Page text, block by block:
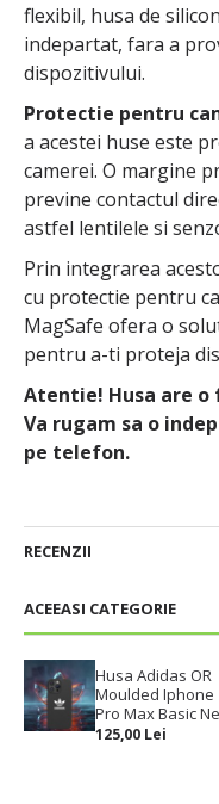
ACEEASI CATEGORIE
Husa Adidas OR
Moulded Iphone
Pro Max Basic
125,00 Lei
flexibil, husa de
indepartat, fara a
dispozitivului.
Protectie pentru
a acestei huse este
camerei. O margine
previne contactul
astfel lentilele si
Prin integrarea
cu protectie pentru
MagSafe ofera o
pentru a-ti proteja
Atentie! Husa are
Va rugam sa o
pe telefon.
RECENZII